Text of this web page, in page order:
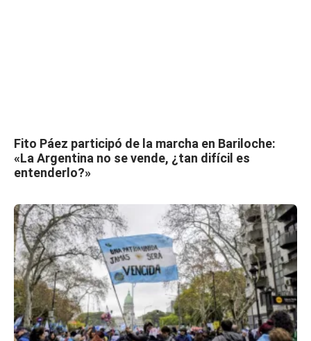
Fito Páez participó de la marcha en Bariloche:
«La Argentina no se vende, ¿tan difícil es
entenderlo?»